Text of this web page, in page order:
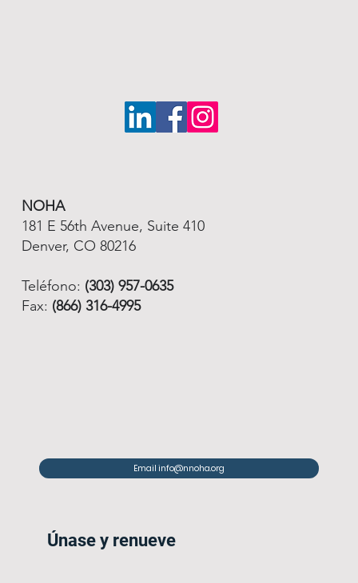
NOHA
181 E 56th Avenue, Suite 410
Denver, CO 80216
Teléfono: (303) 957-0635
Fax: (866) 316-4995
Email info@nnoha.org
Únase y renueve